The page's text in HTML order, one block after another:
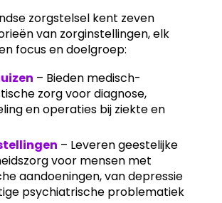
zorgstelsel kent zeven
van zorginstellingen, elk
focus en doelgroep:
– Bieden medisch-
zorg voor diagnose,
en operaties bij ziekte en
– Leveren geestelijke
voor mensen met
aandoeningen, van depressie
psychiatrische problematiek